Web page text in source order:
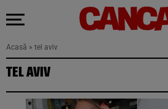
Acasă » tel aviv
TEL AVIV